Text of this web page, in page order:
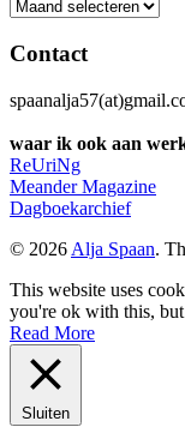
Archief
Contact
waar ik ook aan
ReUriNg
Meander Magazine
Dagboekarchief
© 2026 Alja Spaan.
This website uses
you're ok with this,
Read More
Sluiten